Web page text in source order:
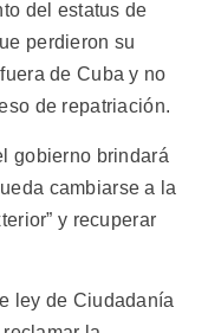
del estatus de
perdieron su
de Cuba y no
de repatriación.
gobierno brindará
cambiarse a la
y recuperar
ley de Ciudadanía